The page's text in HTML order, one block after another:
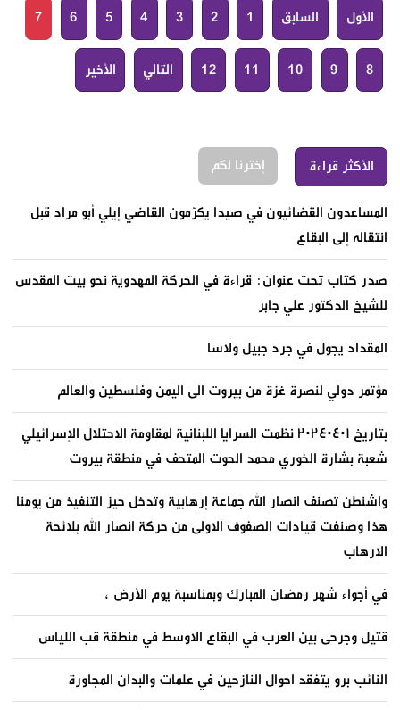
الأول السابق 1
2
3
4
5
6
7
8
9
10
11
12 التالي الأخير
الأكثر قراءة إخترنا لكم
المساعدون القضائيون في صيدا يكرّمون القاضي إيلي أبو مراد قبل
انتقاله إلى البقاع
صدر كتاب تحت عنوان: قراءة في الحركة المهدوية نحو بيت المقدس
للشيخ الدكتور علي جابر
المقداد يجول في جرد جبيل ولاسا
مؤتمر دولي لنصرة غزة من بيروت الى اليمن وفلسطين والعالم
بتاريخ ٢٠٢٤٠٤٠١ نظمت السرايا اللبنانية لمقاومة الاحتلال الإسرائيلي
شعبة بشارة الخوري محمد الحوت المتحف في منطقة بيروت
واشنطن تصنف انصار الله جماعة إرهابية وتدخل حيز التنفيذ من يومنا
هذا وصنفت قيادات الصفوف الاولى من حركة انصار الله بلائحة
الارهاب
في أجواء شهر رمضان المبارك وبمناسبة يوم الأرض ،
قتيل وجرحى بين العرب في البقاع الاوسط في منطقة قب اللياس
النائب برو يتفقد احوال النازحين في علمات والبدان المجاورة